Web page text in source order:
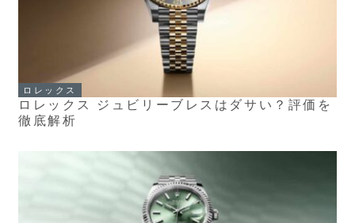
ロレックス
ロレックス ジュビリーブレスはダサい？評価を
徹底解析